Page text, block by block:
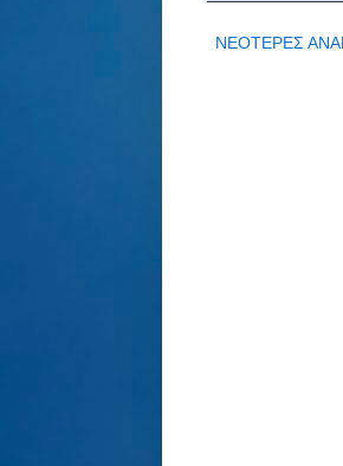
ΝΕΟΤΕΡΕΣ